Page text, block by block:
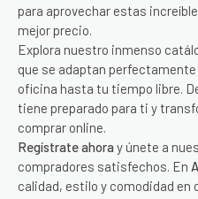
para aprovechar estas
mejor precio.
Explora nuestro inmenso
que se adaptan
oficina hasta tu tiempo libre.
tiene preparado para ti y
comprar online.
Regístrate ahora y únete a
compradores satisfechos. En
calidad, estilo y comodidad en